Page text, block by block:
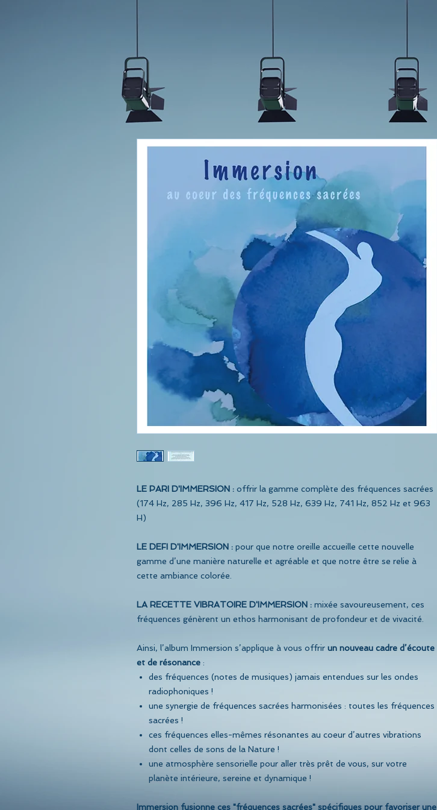
LE PARI D'IMMERSION : offrir la gamme complète des fréquences sacrées
(174 Hz, 285 Hz, 396 Hz, 417 Hz, 528 Hz, 639 Hz, 741 Hz, 852 Hz et 963
H)
LE DEFI D'IMMERSION : pour que notre oreille accueille cette nouvelle
gamme d’une manière naturelle et agréable et que notre être se relie à
cette ambiance colorée.
LA RECETTE VIBRATOIRE D'IMMERSION : mixée savoureusement, ces
fréquences génèrent un ethos harmonisant de profondeur et de vivacité.
Ainsi, l’album Immersion s’applique à vous offrir un nouveau cadre d’écoute
et de résonance :
des fréquences (notes de musiques) jamais entendues sur les ondes
radiophoniques !
une synergie de fréquences sacrées harmonisées : toutes les fréquences
sacrées !
ces fréquences elles-mêmes résonantes au coeur d’autres vibrations
dont celles de sons de la Nature !
une atmosphère sensorielle pour aller très prêt de vous, sur votre
planète intérieure, sereine et dynamique !
Immersion fusionne ces "fréquences sacrées" spécifiques pour favoriser une